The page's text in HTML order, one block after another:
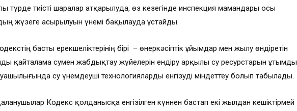
тиісті шаралар атқарылуда, өз кезегінде инспекция мамандары осы
жүзеге асырылуын үнемі бақылауда ұстайды.
басты ерекшеліктерінің бірі – өнеркәсіптік ұйымдар мен жылу өндіретін
қайталама сумен жабдықтау жүйелерін ендіру арқылы су ресурстарын ұтымды
су үнемдеуші технологияларды енгізуді міндеттеу болып табылады.
Кодекс қолданысқа енгізілген күннен бастап екі жылдан кешіктірмей